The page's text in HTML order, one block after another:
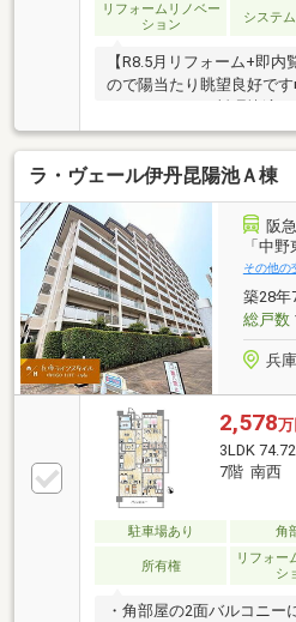
リフォームリノベー
ション
システ
【R8.5月リフォーム+即
ので陽当たり眺望良好で
があり荷物もすっきり片
ラ・ヴェール伊丹昆陽池Ａ棟
阪
「中
その他の
築28年
総戸数
兵
2,578万
3LDK
7階 南西
駐車場あり 角
所有権
リフォー
シ
・角部屋の2面バルコニー